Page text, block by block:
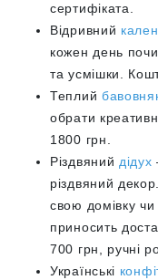
сертифіката.
Відривний
кожен день
та усмішки.
Теплий
обрати
1800 грн.
Різдвяний дідух
різдвяний
свою домівку чи
приносить
700 грн, ручні
Українські